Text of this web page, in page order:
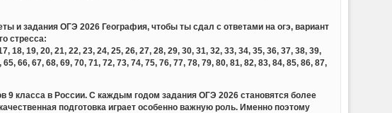
и задания ОГЭ 2026 География, чтобы ты сдал с ответами на огэ, вариант
стресса:
19, 20, 21, 22, 23, 24, 25, 26, 27, 28, 29, 30, 31, 32, 33, 34, 35, 36, 37, 38, 39,
66, 67, 68, 69, 70, 71, 72, 73, 74, 75, 76, 77, 78, 79, 80, 81, 82, 83, 84, 85, 86, 87,
класса в России. С каждым годом задания ОГЭ 2026 становятся более
подготовка играет особенно важную роль. Именно поэтому